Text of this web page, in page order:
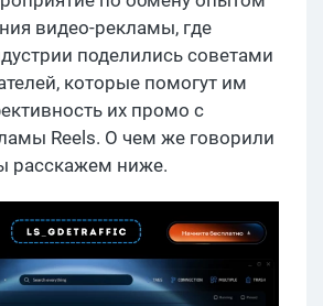
видео-рекламы, где
поделились советами
которые помогут им
их промо с
Reels. О чем же говорили
расскажем ниже.